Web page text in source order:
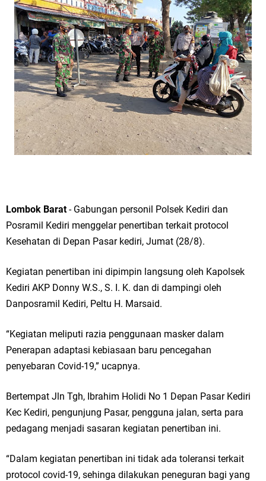
Lombok Barat- Gabungan personil Polsek Kediri dan
Posramil Kediri menggelar penertiban terkait protocol
Kesehatan di Depan Pasar kediri, Jumat (28/8).
Kegiatan penertiban ini dipimpin langsung oleh Kapolsek
Kediri AKP Donny W.S., S. I. K. dan di dampingi oleh
Danposramil Kediri, Peltu H. Marsaid.
“Kegiatan meliputi razia penggunaan masker dalam
Penerapan adaptasi kebiasaan baru pencegahan
penyebaran Covid-19,” ucapnya.
Bertempat Jln Tgh, Ibrahim Holidi No 1 Depan Pasar Kediri
Kec Kediri, pengunjung Pasar, pengguna jalan, serta para
pedagang menjadi sasaran kegiatan penertiban ini.
“Dalam kegiatan penertiban ini tidak ada toleransi terkait
protocol covid-19, sehinga dilakukan peneguran bagi yang